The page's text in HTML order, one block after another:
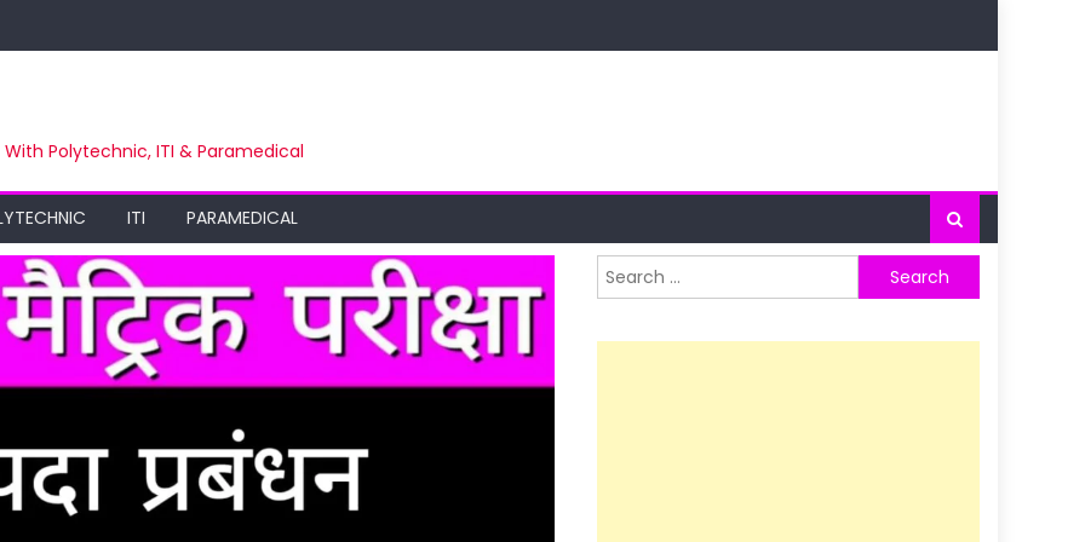
Polytechnic, ITI & Paramedical
ITI PARAMEDICAL
Search
for: